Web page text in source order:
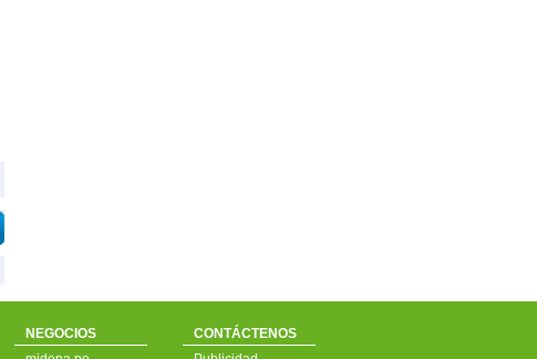
NEGOCIOS
CONTÁCTENOS